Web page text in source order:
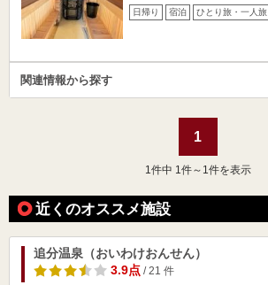
日帰り 宿泊 ひとり旅・一人旅
関連情報から探す
1
1 件中 1件～1件を表示
近くのオススメ施設
追分温泉（おいわけおんせん）
3.9点/ 21 件